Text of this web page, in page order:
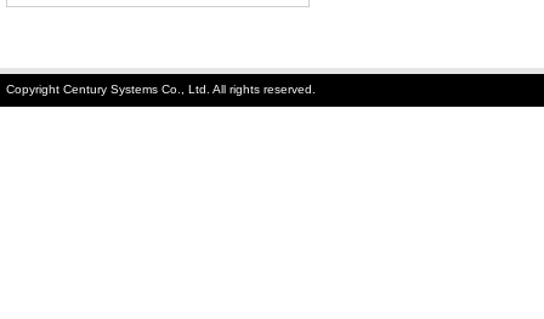
Copyright Century Systems Co., Ltd. All rights reserved.